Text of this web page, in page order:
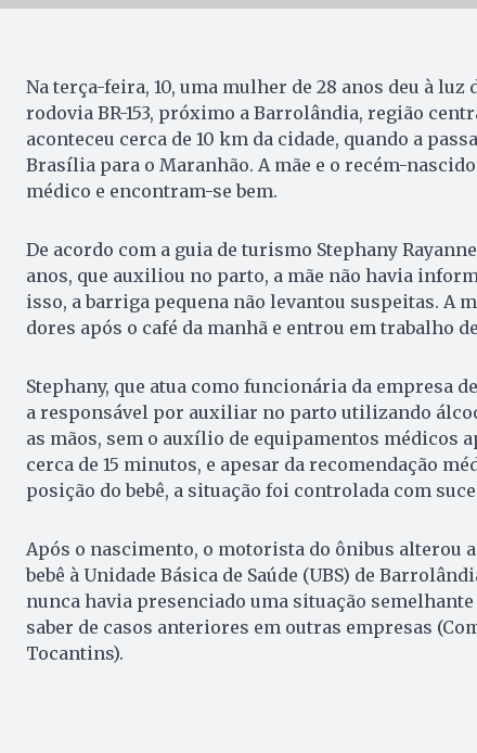
Na terça-feira, 10, uma mulher de 28 anos deu à luz
rodovia BR-153, próximo a Barrolândia, região
aconteceu cerca de 10 km da cidade, quando a
Brasília para o Maranhão. A mãe e o recém-
médico e encontram-se bem.
De acordo com a guia de turismo Stephany
anos, que auxiliou no parto, a mãe não havia
isso, a barriga pequena não levantou suspeitas. A
dores após o café da manhã e entrou em trabalho
Stephany, que atua como funcionária da empresa
a responsável por auxiliar no parto utilizando
as mãos, sem o auxílio de equipamentos médicos
cerca de 15 minutos, e apesar da recomendação
posição do bebê, a situação foi controlada com
Após o nascimento, o motorista do ônibus alterou
bebê à Unidade Básica de Saúde (UBS) de
nunca havia presenciado uma situação
saber de casos anteriores em outras empresas
Tocantins).